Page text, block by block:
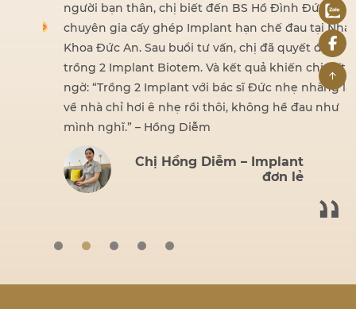
người bạn thân, chị biết đến BS Hồ Đình Đức –
chuyên gia cấy ghép Implant hạn chế đau tại Nha
Khoa Đức An. Sau buổi tư vấn, chị đã quyết định
trồng 2 Implant Biotem. Và kết quả khiến chị bất
ngờ: “Trồng 2 Implant với bác sĩ Đức nhẹ nhàng lắm,
về nhà chỉ hơi ê nhẹ rồi thôi, không hề đau như
mình nghĩ.” – Hồng Diễm
Chị Hồng Diễm – Implant
đơn lẻ